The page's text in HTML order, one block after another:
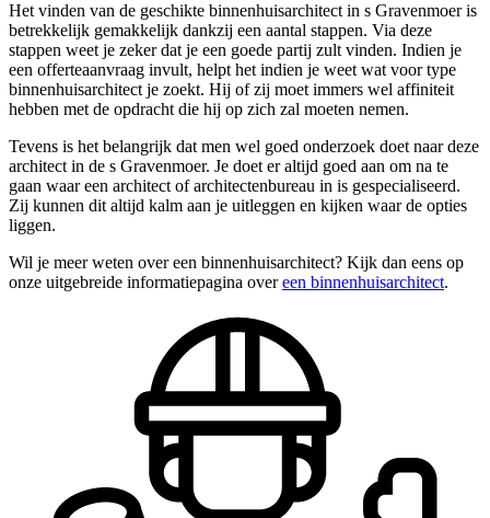
Het vinden van de geschikte binnenhuisarchitect in s Gravenmoer is
betrekkelijk gemakkelijk dankzij een aantal stappen. Via deze
stappen weet je zeker dat je een goede partij zult vinden. Indien je
een offerteaanvraag invult, helpt het indien je weet wat voor type
binnenhuisarchitect je zoekt. Hij of zij moet immers wel affiniteit
hebben met de opdracht die hij op zich zal moeten nemen.
Tevens is het belangrijk dat men wel goed onderzoek doet naar deze
architect in de s Gravenmoer. Je doet er altijd goed aan om na te
gaan waar een architect of architectenbureau in is gespecialiseerd.
Zij kunnen dit altijd kalm aan je uitleggen en kijken waar de opties
liggen.
Wil je meer weten over een binnenhuisarchitect? Kijk dan eens op
onze uitgebreide informatiepagina overeen binnenhuisarchitect.